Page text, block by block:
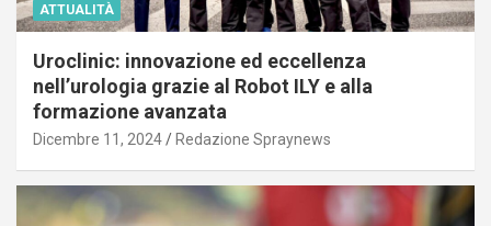
ATTUALITÀ
Uroclinic: innovazione ed eccellenza
nell’urologia grazie al Robot ILY e alla
formazione avanzata
Dicembre 11, 2024 Redazione Spraynews